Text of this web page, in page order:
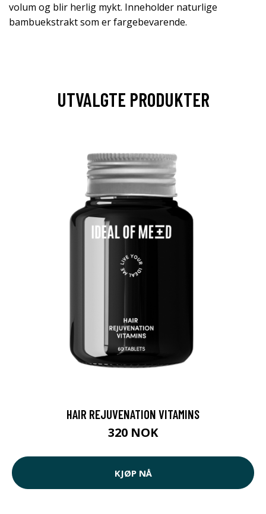
volum og blir herlig mykt. Inneholder naturlige
bambuekstrakt som er fargebevarende.
UTVALGTE PRODUKTER
HAIR REJUVENATION VITAMINS
320 NOK
KJØP NÅ